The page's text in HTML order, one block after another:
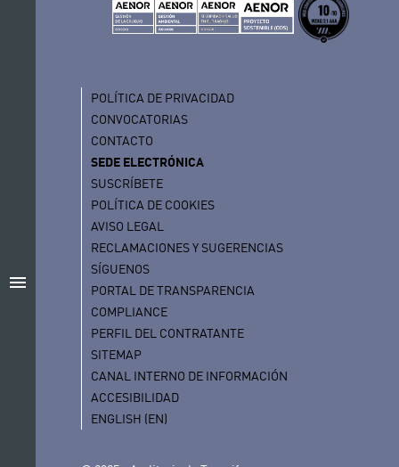
menu
POLÍTICA DE PRIVACIDAD
CONVOCATORIAS
CONTACTO
SEDE ELECTRÓNICA
SUSCRÍBETE
POLÍTICA DE COOKIES
AVISO LEGAL
RECLAMACIONES Y SUGERENCIAS
SÍGUENOS
PORTAL DE TRANSPARENCIA
COMPLIANCE
PERFIL DEL CONTRATANTE
SITEMAP
CANAL INTERNO DE INFORMACIÓN
ACCESIBILIDAD
ENGLISH (EN)